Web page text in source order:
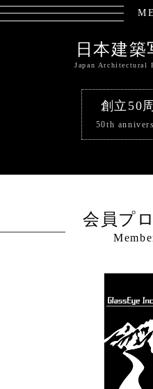
日本建築
Japan Architectural
創立50
50th
会員プ